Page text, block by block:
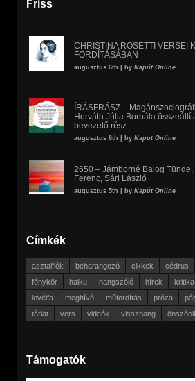
Friss
CHRISTINA ROSETTI VERSEI
FORDÍTÁSÁBAN
augusztus 6th | by Napút Online
ÍRÁSFRÁSZ –
Horváth Júlia Borbála
bevezető rész
augusztus 6th | by Napút Online
2650 – Jámborné Balog Tünde,
Ferenc, Sári László
augusztus 5th | by Napút Online
Címkék
asztalfiók beharangozó cikkek cédrus
fénykör
haiku hangszóló hírek kritika
levélfa
meghívó műfordítás próza
tárlat
vers videók visszhang
Támogatók